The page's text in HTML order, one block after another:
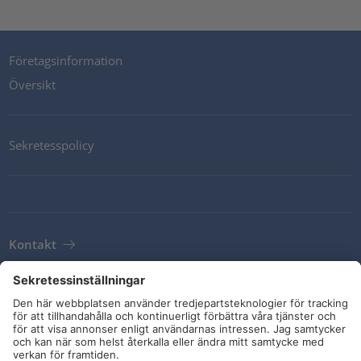
Företagsinformation
Översikt
Sekretesspolicy
Kontakt
Leveransvillkor
Riktlinjer och åtaganden